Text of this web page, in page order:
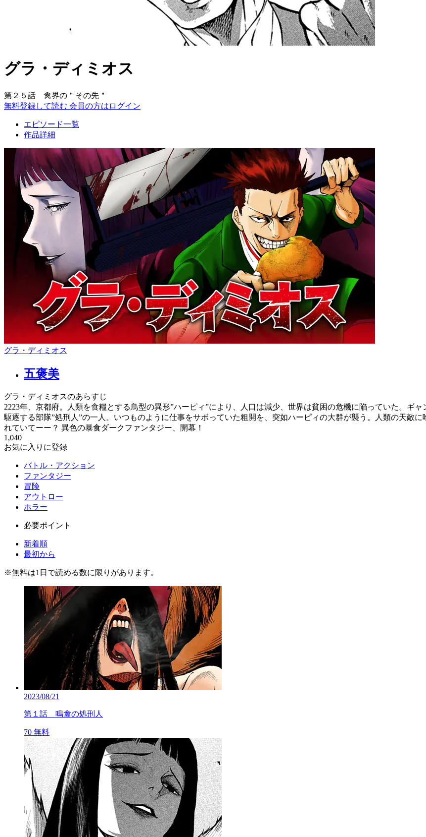
グラ・ディミオス
第２５話 禽界の＂その先＂
無料登録して読む 会員の方はログイン
エピソード一覧
作品詳細
グラ・ディミオス
五褒美
グラ・ディミオスのあらすじ
2223年、京都府。人類を食糧とする鳥型の異形”ハーピィ”により、人口は減少、世界は貧困の危機に陥っていた。ギ
駆逐する部隊”処刑人”の一人。いつものように仕事をサボっていた粗開を、突如ハーピィの大群が襲う。人類の天敵
れていてーー？ 異色の暴食ダークファンタジー、開幕！
1,040
お気に入りに登録
バトル・アクション
ファンタジー
冒険
アウトロー
ホラー
必要ポイント
新着順
最初から
※無料は1日で読める数に限りがあります。
2023/08/21
第１話 鳴禽の処刑人
70 無料